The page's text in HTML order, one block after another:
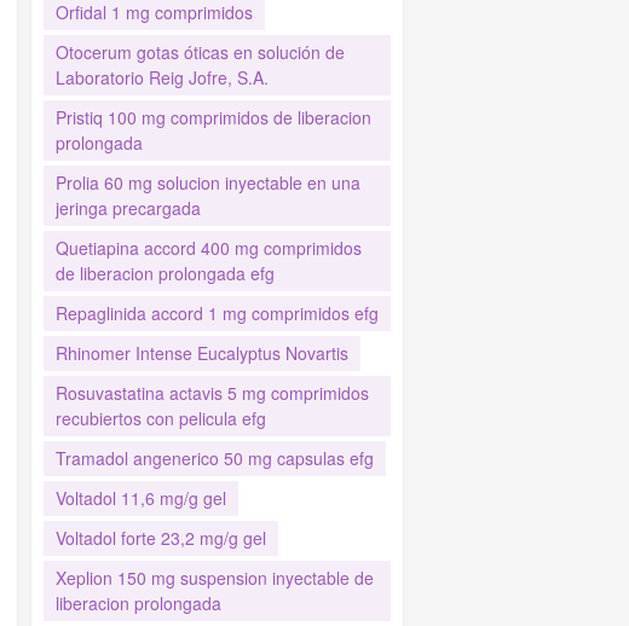
Orfidal 1 mg comprimidos
Otocerum gotas óticas en solución de
Laboratorio Reig Jofre, S.A.
Pristiq 100 mg comprimidos de liberacion
prolongada
Prolia 60 mg solucion inyectable en una
jeringa precargada
Quetiapina accord 400 mg comprimidos
de liberacion prolongada efg
Repaglinida accord 1 mg comprimidos efg
Rhinomer Intense Eucalyptus Novartis
Rosuvastatina actavis 5 mg comprimidos
recubiertos con pelicula efg
Tramadol angenerico 50 mg capsulas efg
Voltadol 11,6 mg/g gel
Voltadol forte 23,2 mg/g gel
Xeplion 150 mg suspension inyectable de
liberacion prolongada